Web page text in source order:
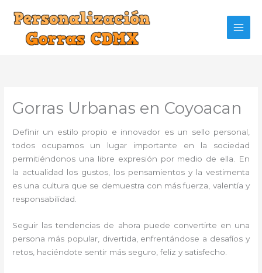
contenido
Gorras Urbanas en Coyoacan
Definir un estilo propio e innovador es un sello personal,
todos ocupamos un lugar importante en la sociedad
permitiéndonos una libre expresión por medio de ella. En
la actualidad los gustos, los pensamientos y la vestimenta
es una cultura que se demuestra con más fuerza, valentía y
responsabilidad.
Seguir las tendencias de ahora puede convertirte en una
persona más popular, divertida, enfrentándose a desafíos y
retos, haciéndote sentir más seguro, feliz y satisfecho.